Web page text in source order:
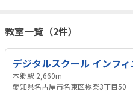
教室一覧（2件）
デジタルスクール インフ
本郷駅 2,660m
愛知県名古屋市名東区極楽3丁目50